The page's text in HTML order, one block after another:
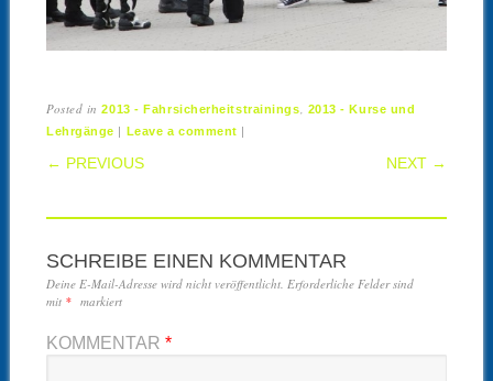
Posted in2013 - Fahrsicherheitstrainings
2013 - Kurse und
Lehrgänge | Leave a comment |
POST NAVIGATION
← PREVIOUS NEXT →
SCHREIBE EINEN KOMMENTAR
Deine E-Mail-Adresse wird nicht veröffentlicht. Erforderliche Felder sind
mit * markiert
KOMMENTAR *